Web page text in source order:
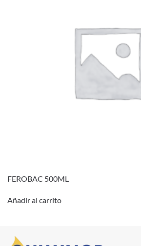
FEROBAC 500ML
Añadir al carrito